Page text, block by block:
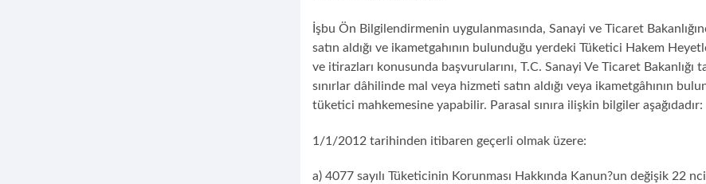
İşbu Ön Bilgilendirmenin uygulanmasında, Sanayi ve Ticaret
satın aldığı ve ikametgahının bulunduğu yerdeki Tüketici Hakem
ve itirazları konusunda başvurularını, T.C. Sanayi Ve Ticaret Bakanlığı
sınırlar dâhilinde mal veya hizmeti satın aldığı veya ikametgâhının
tüketici mahkemesine yapabilir. Parasal sınıra ilişkin bilgiler aşağıdadır:
1/1/2012 tarihinden itibaren geçerli olmak üzere:
a) 4077 sayılı Tüketicinin Korunması Hakkında Kanun?un değişik 22